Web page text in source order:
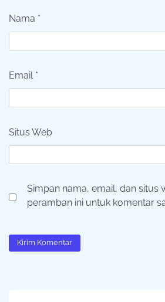
Nama *
Email *
Situs Web
Simpan nama, email, dan situs
peramban ini untuk komentar